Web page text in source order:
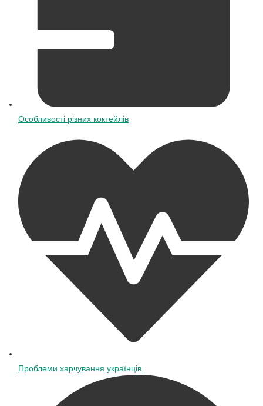
Особливості різних коктейлів
Проблеми харчування українців